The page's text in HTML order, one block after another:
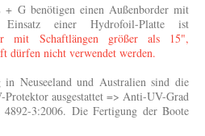
+ G benötigen einen Außenborder mit
einer Hydrofoil-Platte ist
mit Schaftlängen größer als 15",
dürfen nicht verwendet werden.
Neuseeland und Australien sind die
Protektor ausgestattet => Anti-UV-Grad
3:2006. Die Fertigung der Boote